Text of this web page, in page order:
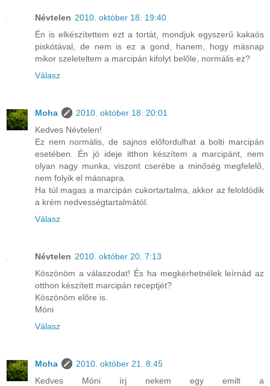
Névtelen 2010. október 18. 19:40
Én is elkészítettem ezt a tortát, mondjuk egyszerű kakaós
piskótával, de nem is ez a gond, hanem, hogy másnap
mikor szeleteltem a marcipán kifolyt belőle, normális ez?
Válasz
Moha
2010. október 18. 20:01
Kedves Névtelen!
Ez nem normális, de sajnos előfordulhat a bolti marcipán
esetében. Én jó ideje itthon készítem a marcipánt, nem
olyan nagy munka, viszont cserébe a minőség megfelelő,
nem folyik el másnapra.
Ha túl magas a marcipán cukortartalma, akkor az feloldódik
a krém nedvességtartalmától.
Válasz
Névtelen 2010. október 20. 7:13
Köszönöm a válaszodat! És ha megkérhetnélek leírnád az
otthon készített marcipán receptjét?
Köszönöm előre is.
Móni
Válasz
Moha
2010. október 21. 8:45
Kedves Móni írj nekem egy emilt a